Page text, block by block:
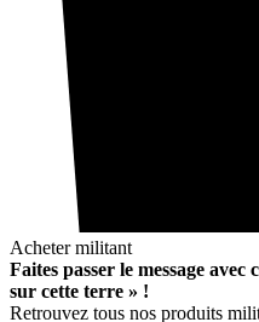
Acheter militant
Faites passer le message
sur cette terre » !
Retrouvez tous nos produits